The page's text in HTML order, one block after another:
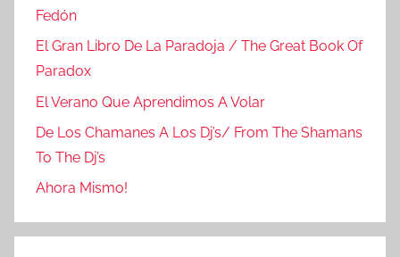
Fedón
El Gran Libro De La Paradoja / The Great Book Of
Paradox
El Verano Que Aprendimos A Volar
De Los Chamanes A Los Dj’s/ From The Shamans
To The Dj’s
Ahora Mismo!